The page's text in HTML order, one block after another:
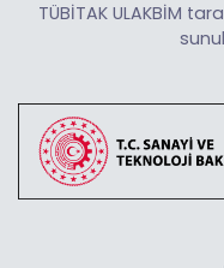
TÜBİTAK ULAKBİM